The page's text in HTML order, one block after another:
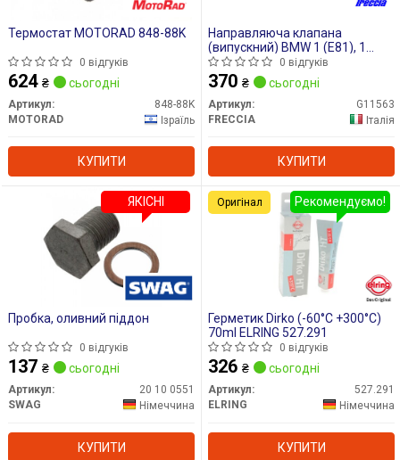
Термостат MOTORAD 848-88K
0 відгуків
624 ₴ сьогодні
Артикул:
848-88K
MOTORAD
Ізраїль
КУПИТИ
Направляюча клапана
(випускний) BMW 1 (E81), 1
(E82), 1 (E87), 1 (E88), 1 (F20), 1
(F21), 1 (F40), 2 (F22, F87), 2
(F23), 2 (F45), 2 (G42, G87), 2
GRAN COUPE (F44) 1.5-3.0H
09.04-
0 відгуків
370 ₴ сьогодні
Артикул:
G11563
FRECCIA
Італія
КУПИТИ
Пробка, оливний піддон
0 відгуків
137 ₴ сьогодні
Артикул:
20 10 0551
SWAG
Німеччина
КУПИТИ
ЯКІСНІ
Герметик Dirko (-60°C +300°C)
70ml ELRING 527.291
0 відгуків
326 ₴ сьогодні
Артикул:
527.291
ELRING
Німеччина
КУПИТИ
Рекомендуємо!
Оригінал